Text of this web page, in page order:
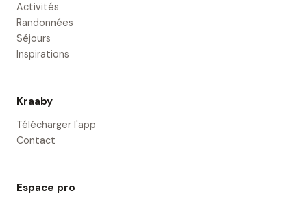
Activités
Randonnées
Séjours
Inspirations
Kraaby
Télécharger l'app
Contact
Espace pro